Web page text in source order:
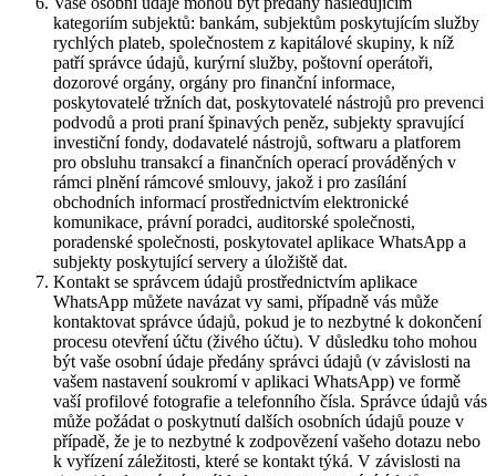
kategoriím subjektů: bankám, subjektům poskytujícím služby
rychlých plateb, společnostem z kapitálové skupiny, k níž
patří správce údajů, kurýrní služby, poštovní operátoři,
dozorové orgány, orgány pro finanční informace,
poskytovatelé tržních dat, poskytovatelé nástrojů pro prevenci
podvodů a proti praní špinavých peněz, subjekty spravující
investiční fondy, dodavatelé nástrojů, softwaru a platforem
pro obsluhu transakcí a finančních operací prováděných v
rámci plnění rámcové smlouvy, jakož i pro zasílání
obchodních informací prostřednictvím elektronické
komunikace, právní poradci, auditorské společnosti,
poradenské společnosti, poskytovatel aplikace WhatsApp a
subjekty poskytující servery a úložiště dat.
Kontakt se správcem údajů prostřednictvím aplikace
WhatsApp můžete navázat vy sami, případně vás může
kontaktovat správce údajů, pokud je to nezbytné k dokončení
procesu otevření účtu (živého účtu). V důsledku toho mohou
být vaše osobní údaje předány správci údajů (v závislosti na
vašem nastavení soukromí v aplikaci WhatsApp) ve formě
vaší profilové fotografie a telefonního čísla. Správce údajů vás
může požádat o poskytnutí dalších osobních údajů pouze v
případě, že je to nezbytné k zodpovězení vašeho dotazu nebo
k vyřízení záležitosti, které se kontakt týká. V závislosti na